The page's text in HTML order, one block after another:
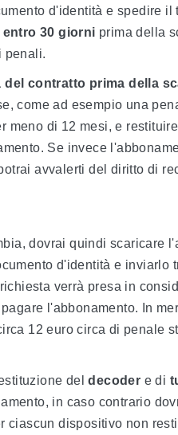
d'identità e spedire il
entro 30 giorni prima della
penali.
del contratto prima della
come ad esempio una
meno di 12 mesi, e
Se invece
avvalerti del diritto di
dovrai quindi scaricare
d'identità e inviarlo
verrà presa in
l'abbonamento. In
12 euro circa di penale
deldecoder e di
in caso contrario
ciascun dispositivo non